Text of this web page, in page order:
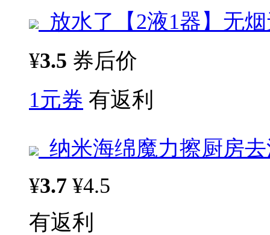
放水了【2液1器】无
¥3.5 券后价
1元券 有返利
纳米海绵魔力擦厨房
¥3.7 ¥4.5
有返利